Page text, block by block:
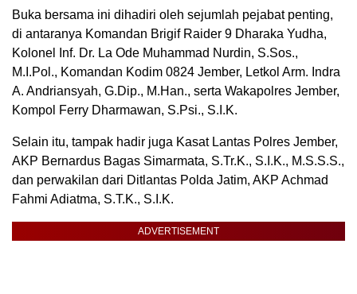
Buka bersama ini dihadiri oleh sejumlah pejabat penting,
di antaranya Komandan Brigif Raider 9 Dharaka Yudha,
Kolonel Inf. Dr. La Ode Muhammad Nurdin, S.Sos.,
M.I.Pol., Komandan Kodim 0824 Jember, Letkol Arm. Indra
A. Andriansyah, G.Dip., M.Han., serta Wakapolres Jember,
Kompol Ferry Dharmawan, S.Psi., S.I.K.
Selain itu, tampak hadir juga Kasat Lantas Polres Jember,
AKP Bernardus Bagas Simarmata, S.Tr.K., S.I.K., M.S.S.S.,
dan perwakilan dari Ditlantas Polda Jatim, AKP Achmad
Fahmi Adiatma, S.T.K., S.I.K.
ADVERTISEMENT